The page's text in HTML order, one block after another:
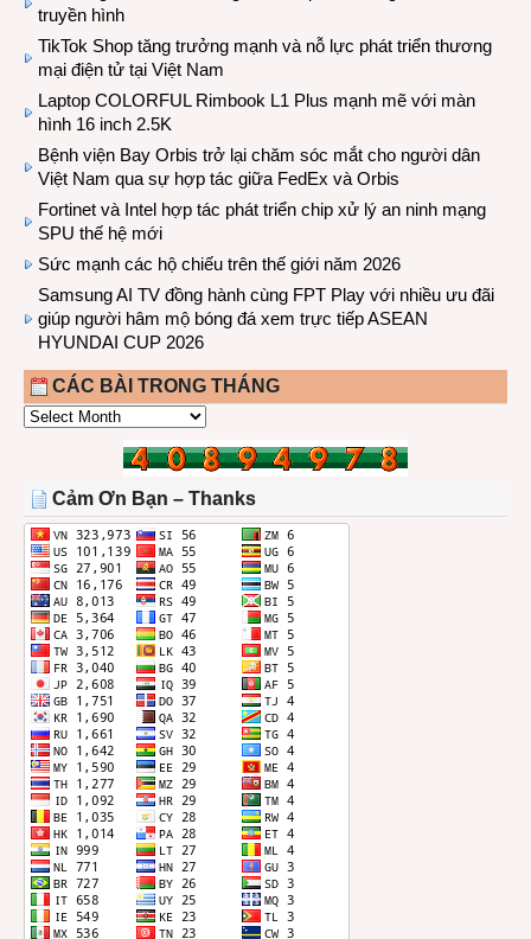
truyền hình
TikTok Shop tăng trưởng mạnh và nỗ lực phát triển thương
mại điện tử tại Việt Nam
Laptop COLORFUL Rimbook L1 Plus mạnh mẽ với màn
hình 16 inch 2.5K
Bệnh viện Bay Orbis trở lại chăm sóc mắt cho người dân
Việt Nam qua sự hợp tác giữa FedEx và Orbis
Fortinet và Intel hợp tác phát triển chip xử lý an ninh mạng
SPU thế hệ mới
Sức mạnh các hộ chiếu trên thế giới năm 2026
Samsung AI TV đồng hành cùng FPT Play với nhiều ưu đãi
giúp người hâm mộ bóng đá xem trực tiếp ASEAN
HYUNDAI CUP 2026
CÁC BÀI TRONG THÁNG
CÁC
THÁNG
Cảm Ơn Bạn – Thanks